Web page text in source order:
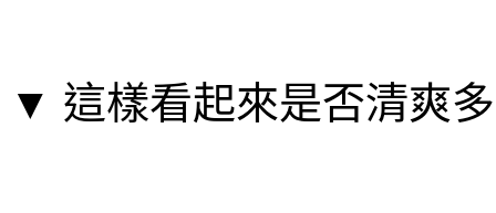
▼ 這樣看起來是否清爽